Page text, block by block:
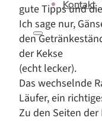
Kontakt
gute Tipps und
Ich sage nur,
den
der Kekse
(echt lecker).
Das wechselnde
Läufer, ein
Zu den Seiten der